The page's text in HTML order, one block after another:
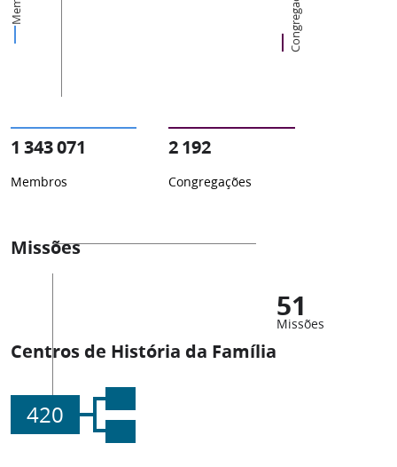
1 343 071
Membros
2 192
Congregações
Missões
51
Missões
Centros de História da Família
420